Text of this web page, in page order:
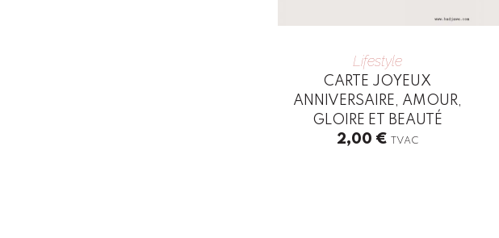
Lifestyle
CARTE JOYEUX
ANNIVERSAIRE, AMOUR,
GLOIRE ET BEAUTÉ
2,00 € TVAC